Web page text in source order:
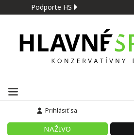
Podporte HS
Prihlásiť sa
NAŽIVO